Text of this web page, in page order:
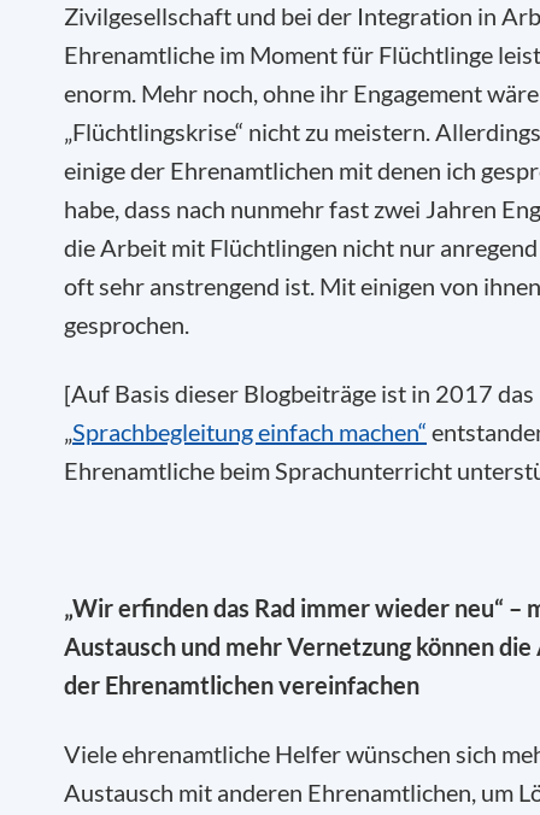
Zivilgesellschaft und bei der Integration in
Ehrenamtliche im Moment für Flüchtlinge
enorm. Mehr noch, ohne ihr Engagement
„Flüchtlingskrise“ nicht zu meistern.
einige der Ehrenamtlichen mit denen ich
habe, dass nach nunmehr fast zwei Jahren
die Arbeit mit Flüchtlingen nicht nur
oft sehr anstrengend ist. Mit einigen von
gesprochen.
[Auf Basis dieser Blogbeiträge ist in 2017
„Sprachbegleitung einfach machen“
Ehrenamtliche beim Sprachunterricht
„Wir erfinden das Rad immer wieder neu“ –
Austausch und mehr Vernetzung können
der Ehrenamtlichen vereinfachen
Viele ehrenamtliche Helfer wünschen sich
Austausch mit anderen Ehrenamtlichen, um